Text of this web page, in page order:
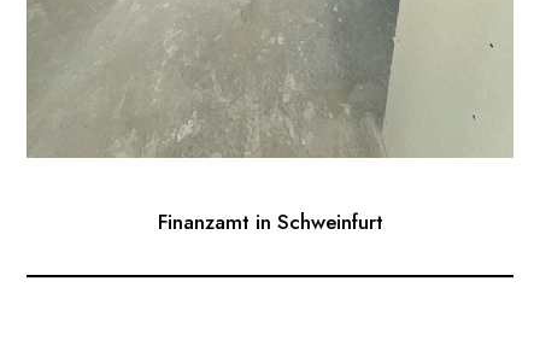
Finanzamt in Schweinfurt